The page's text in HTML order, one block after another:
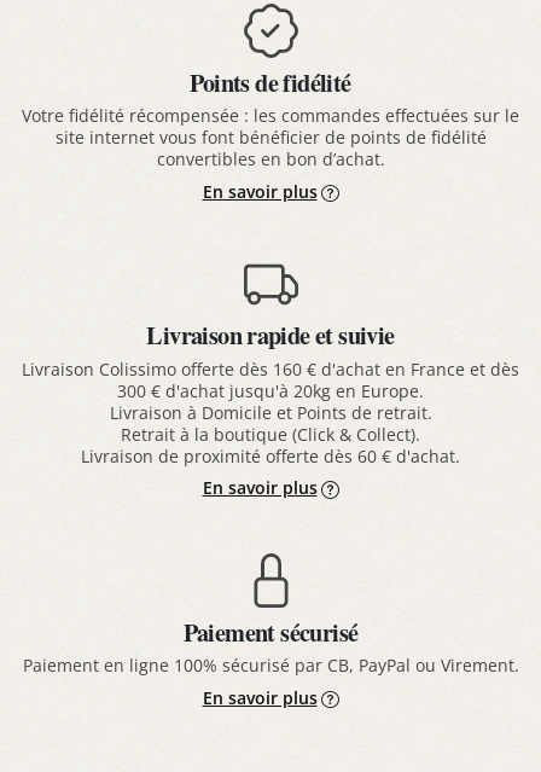
Points de fidélité
Votre fidélité récompensée : les commandes effectuées sur le
site internet vous font bénéficier de points de fidélité
convertibles en bon d’achat.
En savoir plus
Livraison rapide et suivie
Livraison Colissimo offerte dès 160 € d'achat en France et dès
300 € d'achat jusqu'à 20kg en Europe.
Livraison à Domicile et Points de retrait.
Retrait à la boutique (Click & Collect).
Livraison de proximité offerte dès 60 € d'achat.
En savoir plus
Paiement sécurisé
Paiement en ligne 100% sécurisé par CB, PayPal ou Virement.
En savoir plus